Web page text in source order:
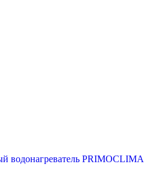
водонагреватель PRIMOCLIMA